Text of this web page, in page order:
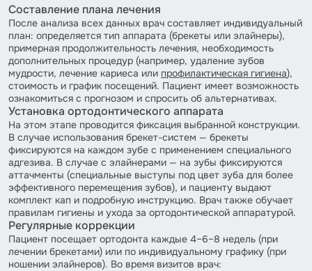
Составление плана лечения
После анализа всех данных врач составляет индивидуальный
план: определяется тип аппарата (брекеты или элайнеры),
примерная продолжительность лечения, необходимость
дополнительных процедур (например, удаление зубов
мудрости, лечение кариеса или профилактическая гигиена),
стоимость и график посещений. Пациент имеет возможность
ознакомиться с прогнозом и спросить об альтернативах.
Установка ортодонтического аппарата
На этом этапе проводится фиксация выбранной конструкции.
В случае использования брекет-систем — брекеты
фиксируются на каждом зубе с применением специального
адгезива. В случае с элайнерами — на зубы фиксируются
аттачменты (специальные выступы под цвет зуба для более
эффективного перемещения зубов), и пациенту выдают
комплект кап и подробную инструкцию. Врач также обучает
правилам гигиены и ухода за ортодонтической аппаратурой.
Регулярные коррекции
Пациент посещает ортодонта каждые 4–6–8 недель (при
лечении брекетами) или по индивидуальному графику (при
ношении элайнеров). Во время визитов врач: